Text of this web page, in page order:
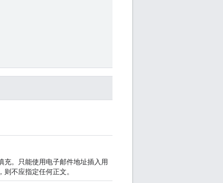
充。只能使用电子邮件地址插入用
不应指定任何正文。